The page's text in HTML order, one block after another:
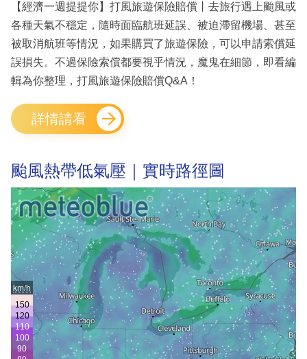
【經濟一週提提你】打風旅遊保險賠償丨去旅行遇上颱風或
各種天氣不穩定，隨時面臨航班延誤、被迫滯留機場、甚至
被取消航班等情況，如果購買了旅遊保險，可以申請索償延
誤損失。不過保險索償都要視乎情況，魔鬼在細節，即看編
輯為你整理，打風旅遊保險賠償Q&A！
詳情請看
颱風熱帶低氣壓｜實時路徑圖